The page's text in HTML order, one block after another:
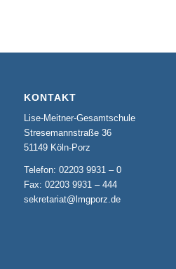
KONTAKT
Lise-Meitner-Gesamtschule
Stresemannstraße 36
51149 Köln-Porz
Telefon: 02203 9931 – 0
Fax: 02203 9931 – 444
sekretariat@lmgporz.de